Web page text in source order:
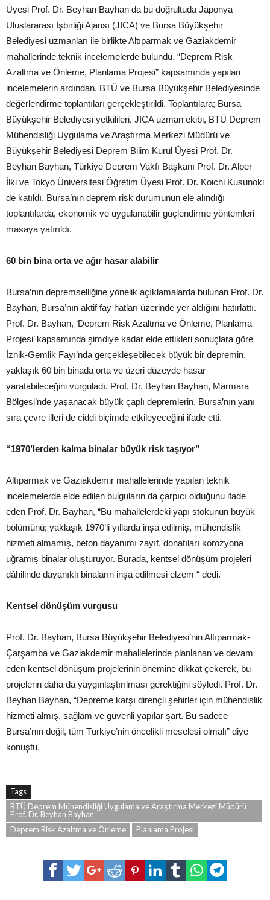
Üyesi Prof. Dr. Beyhan Bayhan da bu doğrultuda Japonya
Uluslararası İşbirliği Ajansı (JICA) ve Bursa Büyükşehir
Belediyesi uzmanları ile birlikte Altıparmak ve Gaziakdemir
mahallerinde teknik incelemelerde bulundu. “Deprem Risk
Azaltma ve Önleme, Planlama Projesi” kapsamında yapılan
incelemelerin ardından, BTÜ ve Bursa Büyükşehir Belediyesinde
değerlendirme toplantıları gerçekleştirildi. Toplantılara; Bursa
Büyükşehir Belediyesi yetkilileri, JICA uzman ekibi, BTÜ Deprem
Mühendisliği Uygulama ve Araştırma Merkezi Müdürü ve
Büyükşehir Belediyesi Deprem Bilim Kurul Üyesi Prof. Dr.
Beyhan Bayhan, Türkiye Deprem Vakfı Başkanı Prof. Dr. Alper
İlki ve Tokyo Üniversitesi Öğretim Üyesi Prof. Dr. Koichi Kusunoki
de katıldı. Bursa’nın deprem risk durumunun ele alındığı
toplantılarda, ekonomik ve uygulanabilir güçlendirme yöntemleri
masaya yatırıldı.
60 bin bina orta ve ağır hasar alabilir
Bursa’nın depremselliğine yönelik açıklamalarda bulunan Prof. Dr.
Bayhan, Bursa’nın aktif fay hatları üzerinde yer aldığını hatırlattı.
Prof. Dr. Bayhan, ‘Deprem Risk Azaltma ve Önleme, Planlama
Projesi’ kapsamında şimdiye kadar elde ettikleri sonuçlara göre
İznik-Gemlik Fayı’nda gerçekleşebilecek büyük bir depremin,
yaklaşık 60 bin binada orta ve üzeri düzeyde hasar
yaratabileceğini vurguladı. Prof. Dr. Beyhan Bayhan, Marmara
Bölgesi’nde yaşanacak büyük çaplı depremlerin, Bursa’nın yanı
sıra çevre illeri de ciddi biçimde etkileyeceğini ifade etti.
“1970’lerden kalma binalar büyük risk taşıyor”
Altıparmak ve Gaziakdemir mahallelerinde yapılan teknik
incelemelerde elde edilen bulguların da çarpıcı olduğunu ifade
eden Prof. Dr. Bayhan, “Bu mahallelerdeki yapı stokunun büyük
bölümünü; yaklaşık 1970’li yıllarda inşa edilmiş, mühendislik
hizmeti almamış, beton dayanımı zayıf, donatıları korozyona
uğramış binalar oluşturuyor. Burada, kentsel dönüşüm projeleri
dâhilinde dayanıklı binaların inşa edilmesi elzem “ dedi.
Kentsel dönüşüm vurgusu
Prof. Dr. Bayhan, Bursa Büyükşehir Belediyesi’nin Altıparmak-
Çarşamba ve Gaziakdemir mahallelerinde planlanan ve devam
eden kentsel dönüşüm projelerinin önemine dikkat çekerek, bu
projelerin daha da yaygınlaştırılması gerektiğini söyledi. Prof. Dr.
Beyhan Bayhan, “Depreme karşı dirençli şehirler için mühendislik
hizmeti almış, sağlam ve güvenli yapılar şart. Bu sadece
Bursa’nın değil, tüm Türkiye’nin öncelikli meselesi olmalı” diye
konuştu.
Tags
BTÜ Deprem Mühendisliği Uygulama ve Araştırma Merkezi Müdürü
Prof. Dr. Beyhan Bayhan
Deprem Risk Azaltma ve Önleme
Planlama Projesi